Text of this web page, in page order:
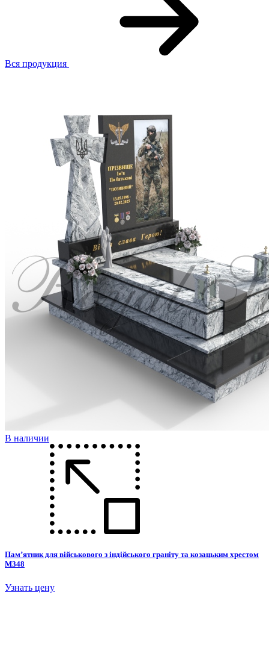
Вся продукция
В наличии
Пам’ятник для військового з індійського граніту та козацьким хрестом
М348
Узнать цену